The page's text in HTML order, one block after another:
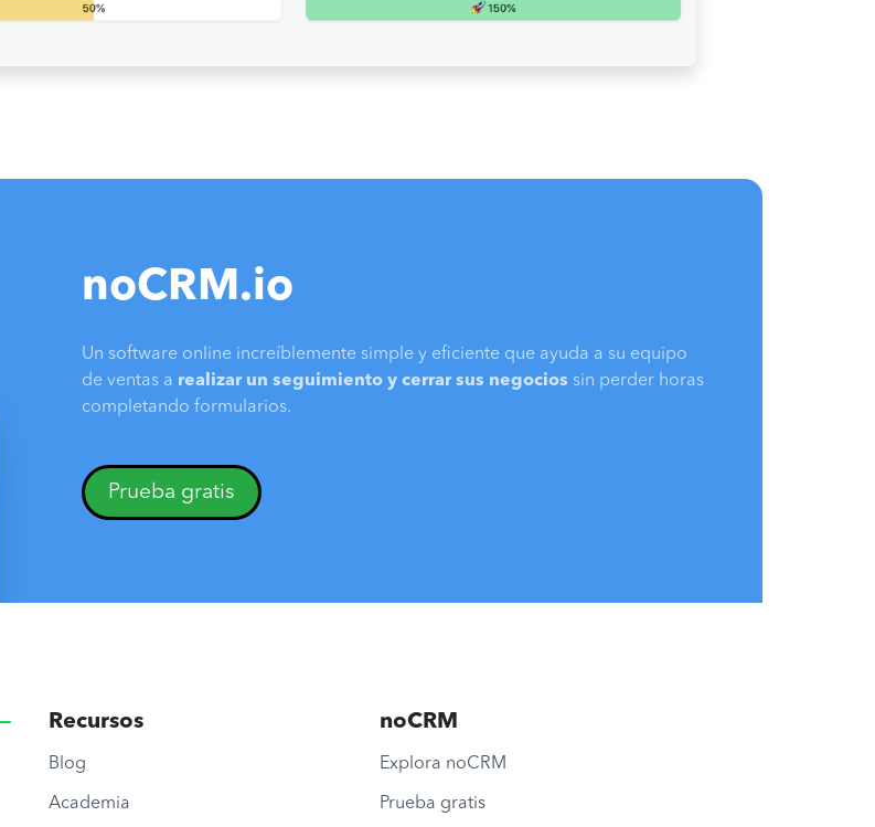
noCRM.io
Un software online increíblemente simple y eficiente que ayuda a su equipo
de ventas a realizar un seguimiento y cerrar sus negocios sin perder horas
completando formularios.
Prueba gratis
Recursos
Blog
Academia
noCRM
Explora noCRM
Prueba gratis